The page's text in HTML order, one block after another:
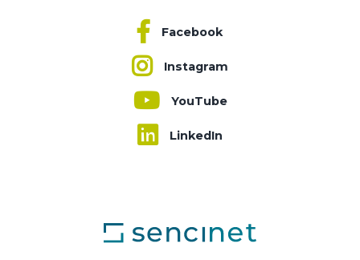
Facebook
Instagram
YouTube
LinkedIn